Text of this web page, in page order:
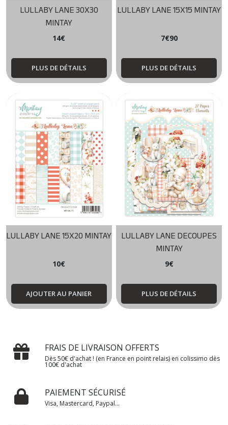
LULLABY LANE 30X30
MINTAY
14€
PLUS DE DÉTAILS
LULLABY LANE 15X15 MINTAY
7€90
PLUS DE DÉTAILS
LULLABY LANE 15X20 MINTAY
10€
AJOUTER AU PANIER
LULLABY LANE DECOUPES
MINTAY
9€
PLUS DE DÉTAILS
FRAIS DE LIVRAISON OFFERTS
Dès 50€ d'achat ! (en France en point relais) en colissimo dès
100€ d'achat
PAIEMENT SÉCURISÉ
Visa, Mastercard, Paypal...